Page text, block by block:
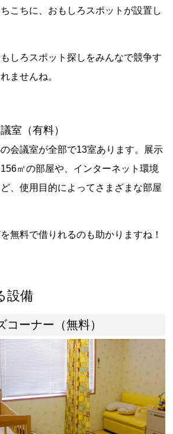
こちに、おもしろスポットが設置し
しろスポット探しをみんなで競争す
ませんね。
室（有料）
会議室が全部で13室あります。展示
㎡の部屋や、インターネット環境
、使用目的によってさまざまな部屋
無料で借りれるのも助かりますね！
設備
コーナー（無料）